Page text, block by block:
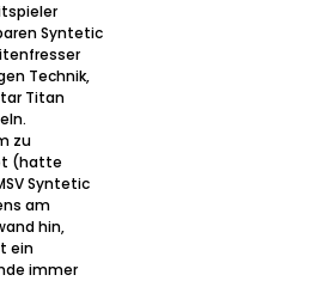
Syntetic
Technik,
Titan
zu
(hatte
Syntetic
am
hin,
ein
immer